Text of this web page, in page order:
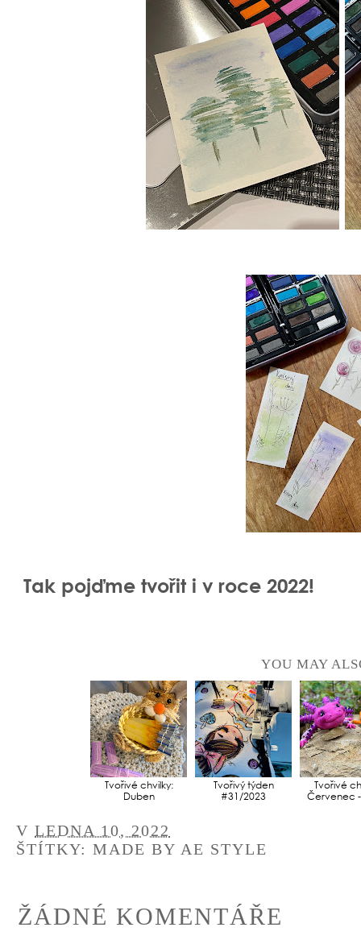
Tak pojďme tvořit i v roce 2022!
YOU MAY
Tvořivé chvilky:
Duben
Tvořivý týden
#31/2023
Tvořivé
Červenec -
V LEDNA 10, 2022
ŠTÍTKY: MADE BY AE STYLE
ŽÁDNÉ KOMENTÁŘE